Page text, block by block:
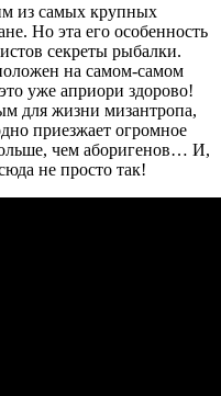
из самых крупных
Но эта его особенность
секреты рыбалки.
на самом-самом
уже априори здорово!
для жизни мизантропа,
приезжает огромное
чем аборигенов… И,
не просто так!